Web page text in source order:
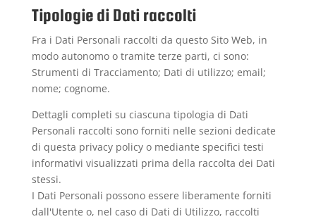
Tipologie di Dati raccolti
Fra i Dati Personali raccolti da questo Sito Web, in
modo autonomo o tramite terze parti, ci sono:
Strumenti di Tracciamento; Dati di utilizzo; email;
nome; cognome.
Dettagli completi su ciascuna tipologia di Dati
Personali raccolti sono forniti nelle sezioni dedicate
di questa privacy policy o mediante specifici testi
informativi visualizzati prima della raccolta dei Dati
stessi.
I Dati Personali possono essere liberamente forniti
dall'Utente o, nel caso di Dati di Utilizzo, raccolti